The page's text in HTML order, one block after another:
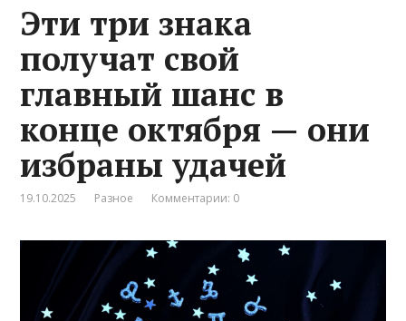
Эти три знака
получат свой
главный шанс в
конце октября — они
избраны удачей
19.10.2025 Разное Комментарии: 0